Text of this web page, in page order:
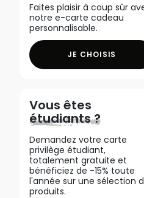
Faites plaisir à coup sûr
notre e-carte cadeau
personnalisable.
JE CHOISIS
Vous êtes
étudiants ?
Demandez votre carte
privilège étudiant,
totalement gratuite et
bénéficiez de -15% toute
l'année sur une sélection
produits.